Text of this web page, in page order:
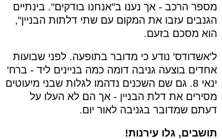
מספר הרכב - אך נענו ב"אנחנו בודקים". בינתיים
הגנבים עזבו את המקום עם שתי דלתות הבניין",
הוא מסכם בזעם.
ל'אשדודס' נודע כי מדובר בתופעה. לפני שבועות
אחדים בוצעה גניבה דומה כמה בניינים ליד - ברח'
ינאי 8. גם שם השכנים נדהמו לגלות שבני מיעוטים
מסירים את דלת הבניין - אך הם לא העלו על
דעתם שמדובר בגניבה לאור יום.
תושבים, גלו עירנות!